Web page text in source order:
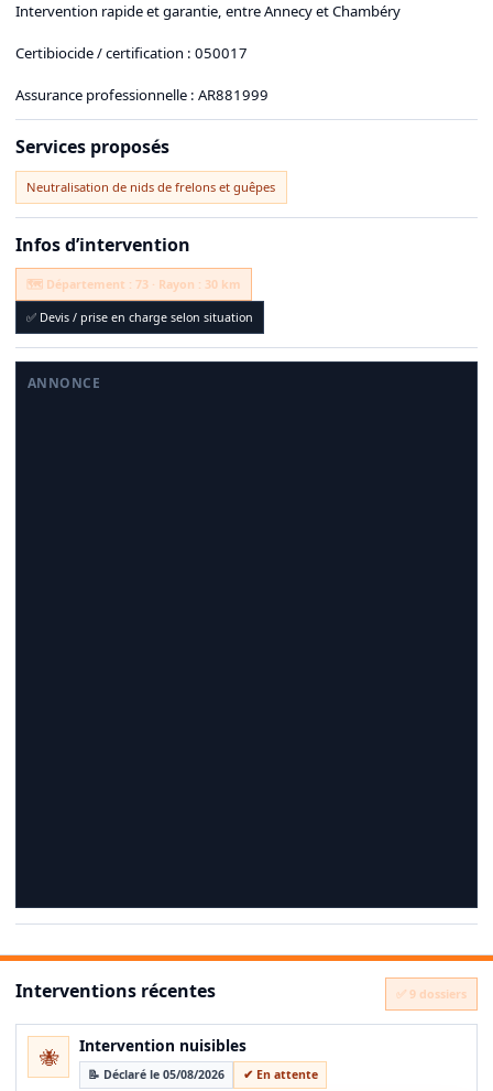
Intervention rapide et garantie, entre Annecy et Chambéry
Certibiocide / certification : 050017
Assurance professionnelle : AR881999
Services proposés
Neutralisation de nids de frelons et guêpes
Infos d’intervention
🗺️ Département : 73 · Rayon : 30 km
✅ Devis / prise en charge selon situation
ANNONCE
Interventions récentes ✅ 9 dossiers
🐝 Intervention nuisibles
📝 Déclaré le 05/08/2026 ✔ En attente